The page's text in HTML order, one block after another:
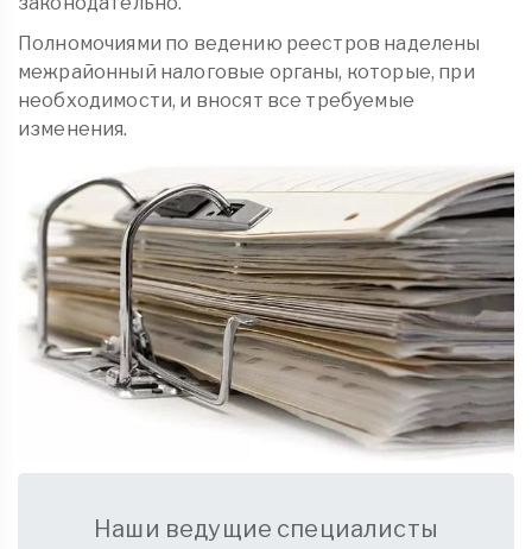
Полномочиями по ведению реестров наделены
межрайонный налоговые органы, которые, при
необходимости, и вносят все требуемые
изменения.
Наши ведущие специалисты